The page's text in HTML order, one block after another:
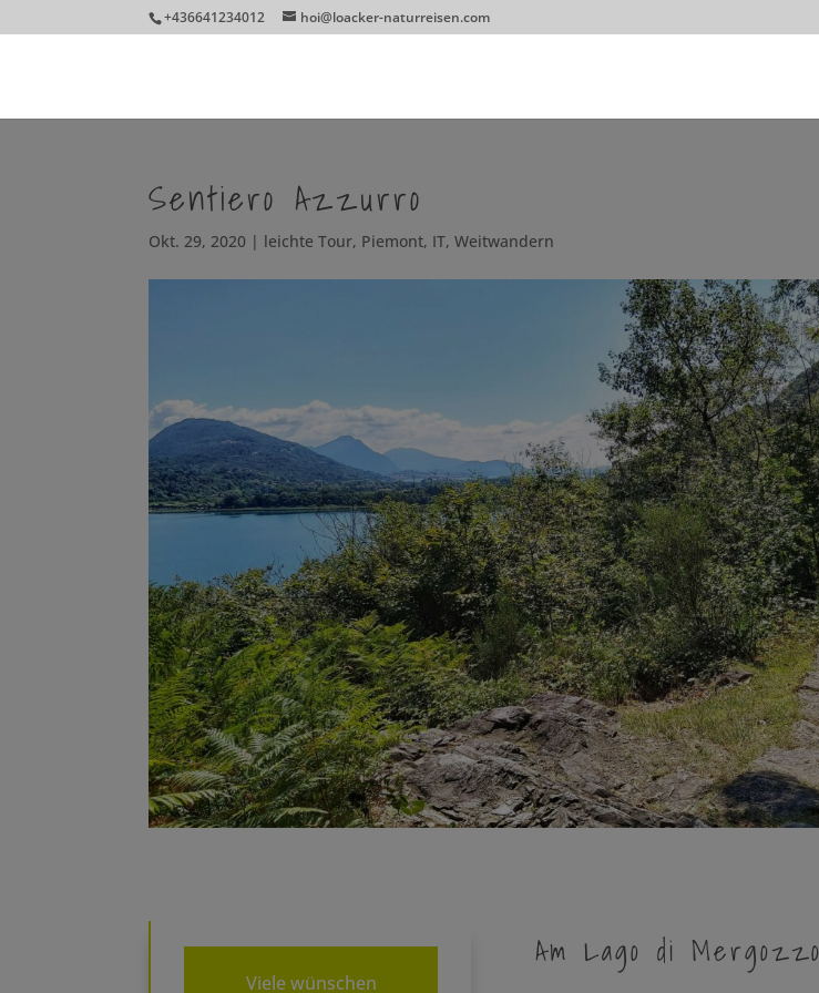
+436641234012 hoi@loacker-naturreisen.com
Sentiero Azzurro
Okt. 29, 2020 | leichte Tour, Piemont, IT,Weitwandern
Viele wünschen
Am Lago di Mergozzo